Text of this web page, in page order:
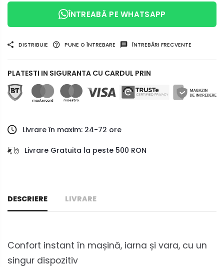
ÎNTREABĂ PE WHATSAPP
DISTRIBUIE PUNE O ÎNTREBARE ÎNTREBĂRI FRECVENTE
PLATESTI IN SIGURANTA CU CARDUL PRIN
Livrare în maxim: 24-72 ore
Livrare Gratuita la peste 500 RON
DESCRIERE LIVRARE
Confort instant în mașină, iarna și vara, cu un
singur dispozitiv